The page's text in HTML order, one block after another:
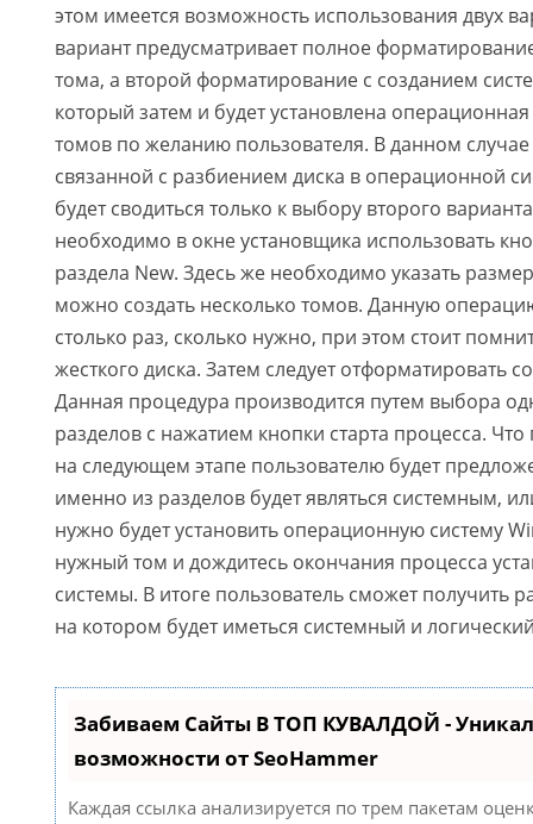
этом имеется возможность использования двух
вариант предусматривает полное
тома, а второй форматирование с созданием
который затем и будет установлена
томов по желанию пользователя. В данном
связанной с разбиением диска в операционной
будет сводиться только к выбору второго
необходимо в окне установщика использовать
раздела New. Здесь же необходимо указать
можно создать несколько томов. Данную
столько раз, сколько нужно, при этом стоит
жесткого диска. Затем следует отформатировать
Данная процедура производится путем выбора
разделов с нажатием кнопки старта процесса.
на следующем этапе пользователю будет
именно из разделов будет являться системным,
нужно будет установить операционную систему
нужный том и дождитесь окончания процесса
системы. В итоге пользователь сможет получить
на котором будет иметься системный и
Забиваем Сайты В ТОП КУВАЛДОЙ -
возможности от SeoHammer
Каждая ссылка анализируется по трем пакетам